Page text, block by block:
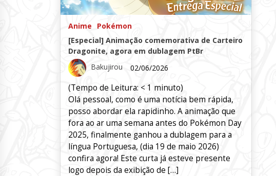
Anime
Pokémon
[Especial] Animação comemorativa de Carteiro
Dragonite, agora em dublagem PtBr
Bakujirou
02/06/2026
(Tempo de Leitura: < 1 minuto)
Olá pessoal, como é uma notícia bem rápida,
posso abordar ela rapidinho. A animação que
fora ao ar uma semana antes do Pokémon Day
2025, finalmente ganhou a dublagem para a
língua Portuguesa, (dia 19 de maio 2026)
confira agora! Este curta já esteve presente
logo depois da exibição de […]